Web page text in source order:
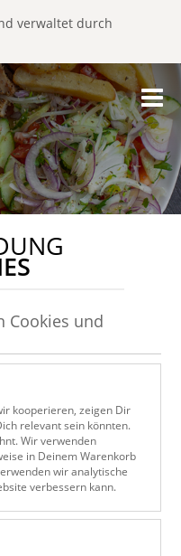
verwaltet durch
Cookies und
kooperieren, zeigen Dir
relevant sein könnten.
Wir verwenden
in Deinem Warenkorb
wir analytische
verbessern kann.